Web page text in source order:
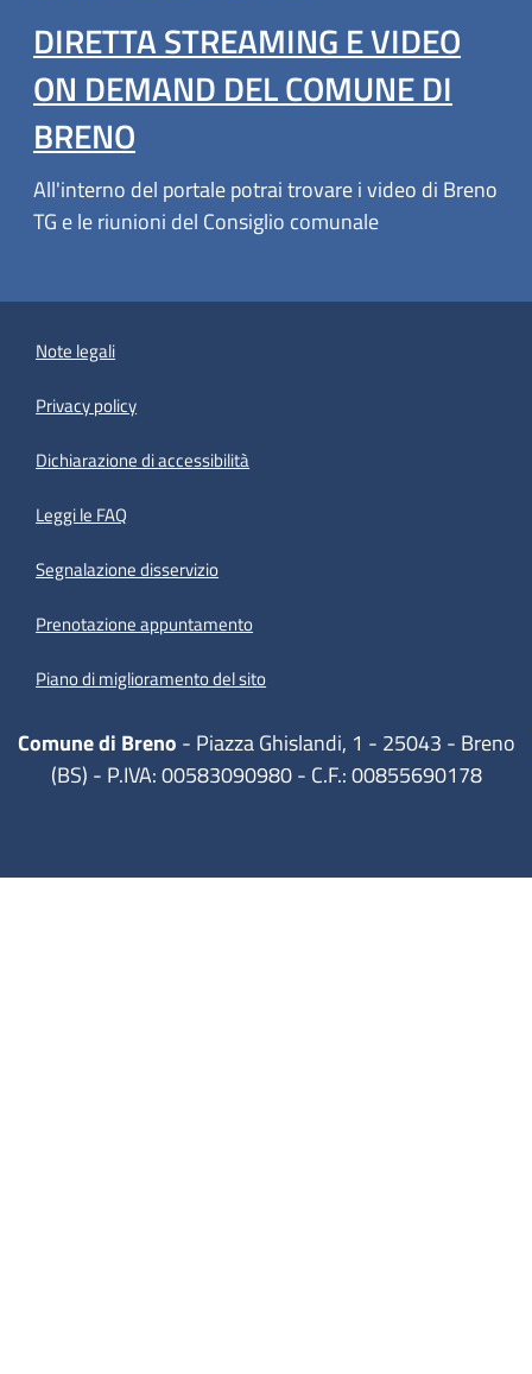
DIRETTA STREAMING E VIDEO
ON DEMAND DEL COMUNE DI
BRENO
All'interno del portale potrai trovare i video di Breno
TG e le riunioni del Consiglio comunale
Note legali
Privacy policy
Dichiarazione di accessibilità
Leggi le FAQ
Segnalazione disservizio
Prenotazione appuntamento
Piano di miglioramento del sito
Comune di Breno - Piazza Ghislandi, 1 - 25043 - Breno
(BS) - P.IVA: 00583090980 - C.F.: 00855690178